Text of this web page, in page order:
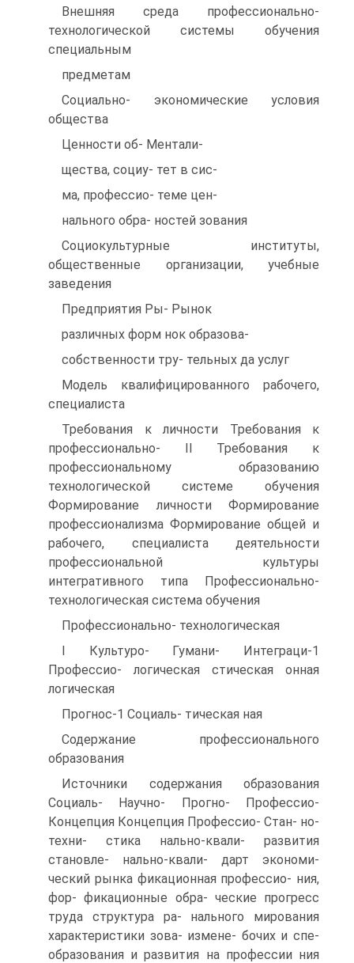
Внешняя среда профессионально-
технологической системы обучения
специальным
предметам
Социально- экономические условия
общества
Ценности об- Ментали-
щества, социу- тет в сис-
ма, профессио- теме цен-
нального обра- ностей зования
Социокультурные институты,
общественные организации, учебные
заведения
Предприятия Ры- Рынок
различных форм нок образова-
собственности тру- тельных да услуг
Модель квалифицированного рабочего,
специалиста
Требования к личности Требования к
профессионально- II Требования к
профессиональному образованию
технологической системе обучения
Формирование личности Формирование
профессионализма Формирование общей и
рабочего, специалиста деятельности
профессиональной культуры
интегративного типа Профессионально-
технологическая система обучения
Профессионально- технологическая
I Культуро- Гумани- Интеграци-1
Профессио- логическая стическая онная
логическая
Прогнос-1 Социаль- тическая ная
Содержание профессионального
образования
Источники содержания образования
Социаль- Научно- Прогно- Профессио-
Концепция Концепция Профессио- Стан- но-
техни- стика нально-квали- развития
становле- нально-квали- дарт экономи-
ческий рынка фикационная профессио- ния,
фор- фикационные обра- ческие прогресс
труда структура ра- нального мирования
характеристики зова- измене- бочих и спе-
образования и развития на профессии ния